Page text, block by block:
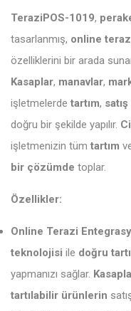
TeraziPOS-1019,
tasarlanmış, online
özelliklerini bir arada
Kasaplar, manavlar,
işletmelerde tartım, satış
doğru bir şekilde yapılır.
işletmenizin tüm tartım
bir çözümde toplar.
Özellikler:
Online Terazi
teknolojisi ile doğru
yapmanızı sağlar.
tartılabilir ürünlerin